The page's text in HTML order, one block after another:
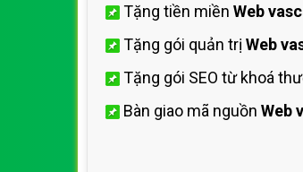
Tặng tiền miền Web
Tặng gói quản trị Web
Tặng gói SEO từ khoá
Bàn giao mã nguồn Web